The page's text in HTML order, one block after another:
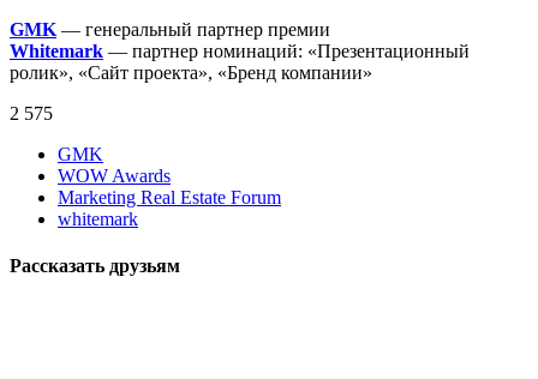
GMK — генеральный партнер премии
Whitemark — партнер номинаций: «Презентационный
ролик», «Сайт проекта», «Бренд компании»
2 575
GMK
WOW Awards
Marketing Real Estate Forum
whitemark
Рассказать друзьям